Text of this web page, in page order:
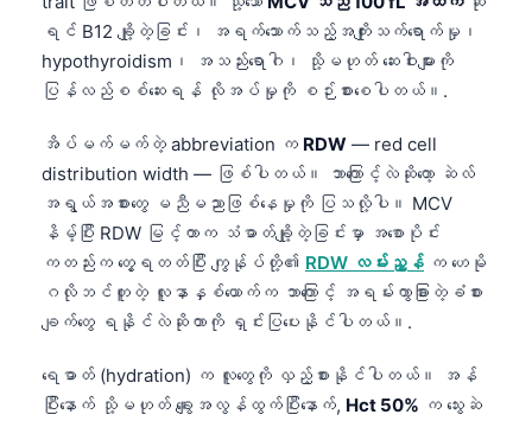
ရင် B12 ချို့တဲ့ခြင်း၊ အရက်သောက်သည့်အကျိုးသက်ရောက်မှု၊
hypothyroidism၊ အသည်းရောဂါ၊ သို့မဟုတ် ဆေးဝါးများကို
ပြန်လည်စစ်ဆေးရန် လိုအပ်မှုကို စဉ်းစားစေပါတယ်။.
အိပ်မက်မက်တဲ့ abbreviation က RDW — red cell
distribution width — ဖြစ်ပါတယ်။ ဘာကြောင့်လဲဆိုတော့ ဆဲလ်
အရွယ်အစားတွေ မညီမညာဖြစ်နေမှုကို ပြသလို့ပါ။ MCV
နိမ့်ပြီး RDW မြင့်တာက သံဓာတ်ချို့တဲ့ခြင်းမှာ အစောပိုင်း
ကတည်းက တွေ့ရတတ်ပြီး ကျွန်ုပ်တို့၏ RDW လမ်းညွှန် က ဟေမို
ဂလိုဘင်တူတဲ့ လူနာနှစ်ယောက်က ဘာကြောင့် အရမ်းကွာခြားတဲ့ခံစား
ချက်တွေ ရနိုင်လဲဆိုတာကို ရှင်းပြပေးနိုင်ပါတယ်။.
ရေဓာတ် (hydration) က လူတွေကို လှည့်စားနိုင်ပါတယ်။ အန်
ပြီးနောက် သို့မဟုတ် ချွေးအလွန်ထွက်ပြီးနောက်, Hct 50% က သွေးဆဲ